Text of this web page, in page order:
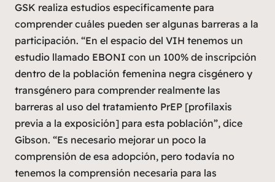
GSK realiza estudios específicamente para
comprender cuáles pueden ser algunas barreras a la
participación. “En el espacio del VIH tenemos un
estudio llamado EBONI con un 100% de inscripción
dentro de la población femenina negra cisgénero y
transgénero para comprender realmente las
barreras al uso del tratamiento PrEP [profilaxis
previa a la exposición] para esta población”, dice
Gibson. “Es necesario mejorar un poco la
comprensión de esa adopción, pero todavía no
tenemos la comprensión necesaria para las